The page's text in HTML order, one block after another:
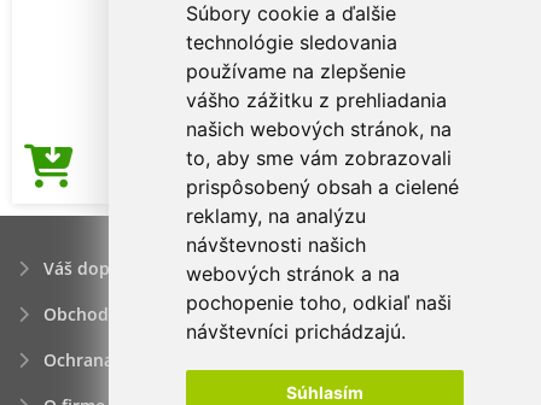
Súbory cookie a ďalšie
technológie sledovania
používame na zlepšenie
vášho zážitku z prehliadania
našich webových stránok, na
to, aby sme vám zobrazovali
prispôsobený obsah a cielené
reklamy, na analýzu
návštevnosti našich
webových stránok a na
pochopenie toho, odkiaľ naši
návštevníci prichádzajú.
Súhlasím
Cena od 3,63€
Váš dopyt
Obchodné podmienky
Ochrana osobných údajov